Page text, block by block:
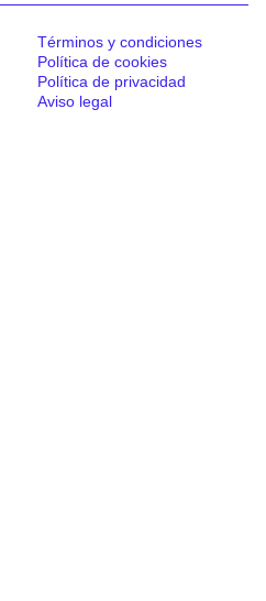
Términos y condiciones
Política de cookies
Política de privacidad
Aviso legal